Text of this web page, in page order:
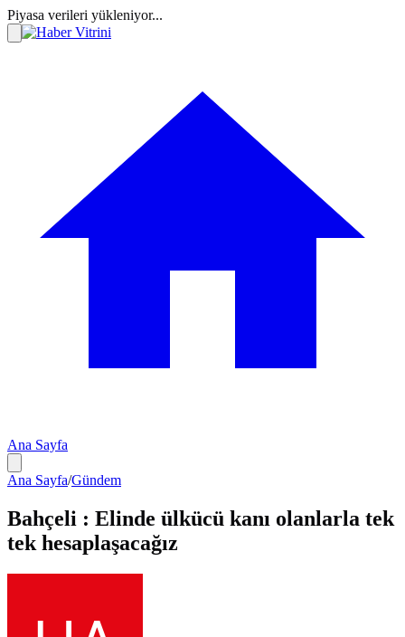
Piyasa verileri yükleniyor...
Ana Sayfa
Ana Sayfa/Gündem
Bahçeli : Elinde ülkücü kanı olanlarla tek
tek hesaplaşacağız